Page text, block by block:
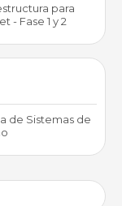
para
- Fase 1 y 2
de Sistemas de